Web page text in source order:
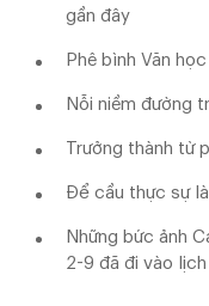
gần đây
Phê bình Văn
Nỗi niềm đường
Trưởng thành từ
Để cầu thực sự
Những bức ảnh
2-9 đã đi vào